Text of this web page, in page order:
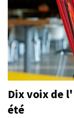
Dix voix de
été